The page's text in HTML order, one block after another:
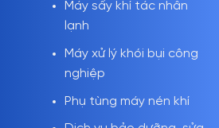
Máy sấy khí tác nhân
lạnh
Máy xử lý khói bụi công
nghiệp
Phụ tùng máy nén khí